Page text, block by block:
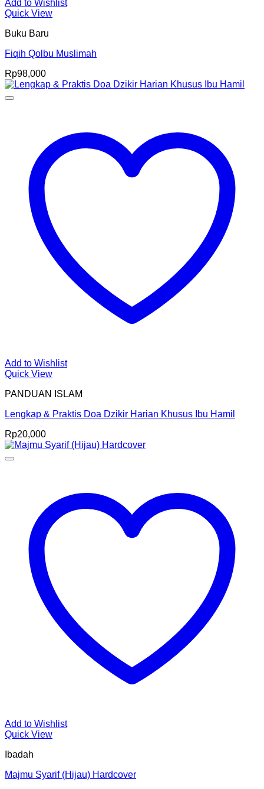
Add to Wishlist
Quick View
Buku Baru
Fiqih Qolbu Muslimah
Rp98,000
Add to Wishlist
Quick View
PANDUAN ISLAM
Lengkap & Praktis Doa Dzikir Harian Khusus Ibu Hamil
Rp20,000
Add to Wishlist
Quick View
Ibadah
Majmu Syarif (Hijau) Hardcover